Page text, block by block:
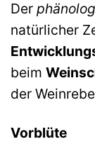
Der
natürlicher
beim
der
Vorblüte